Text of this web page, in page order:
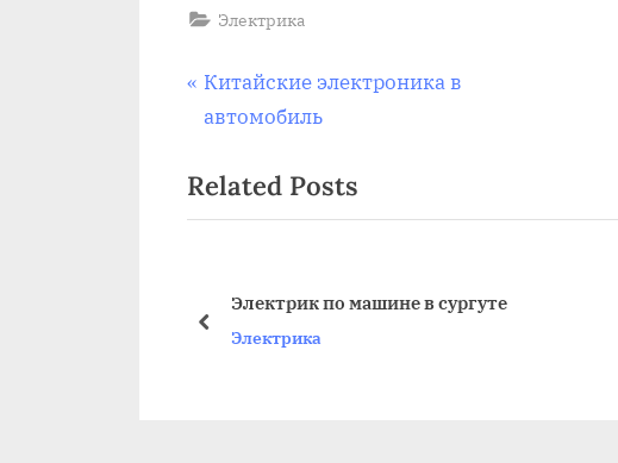
Электрика
Навигация
записям
P
r
v
i
s
Китайские электроника в
автомобиль
Related Posts
Электрик по машине в сургуте
Электрика
prev